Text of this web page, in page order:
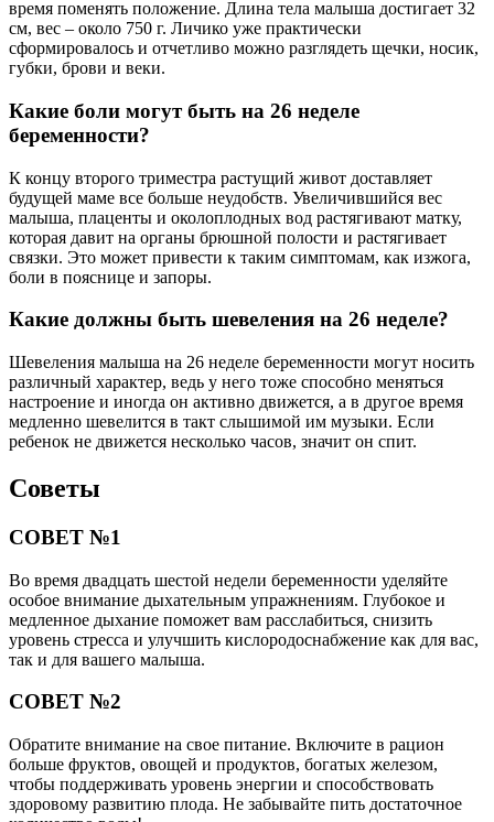
время поменять положение. Длина тела малыша достигает 32
см, вес – около 750 г. Личико уже практически
сформировалось и отчетливо можно разглядеть щечки, носик,
губки, брови и веки.
Какие боли могут быть на 26 неделе
беременности?
К концу второго триместра растущий живот доставляет
будущей маме все больше неудобств. Увеличившийся вес
малыша, плаценты и околоплодных вод растягивают матку,
которая давит на органы брюшной полости и растягивает
связки. Это может привести к таким симптомам, как изжога,
боли в пояснице и запоры.
Какие должны быть шевеления на 26 неделе?
Шевеления малыша на 26 неделе беременности могут носить
различный характер, ведь у него тоже способно меняться
настроение и иногда он активно движется, а в другое время
медленно шевелится в такт слышимой им музыки. Если
ребенок не движется несколько часов, значит он спит.
Советы
СОВЕТ №1
Во время двадцать шестой недели беременности уделяйте
особое внимание дыхательным упражнениям. Глубокое и
медленное дыхание поможет вам расслабиться, снизить
уровень стресса и улучшить кислородоснабжение как для вас,
так и для вашего малыша.
СОВЕТ №2
Обратите внимание на свое питание. Включите в рацион
больше фруктов, овощей и продуктов, богатых железом,
чтобы поддерживать уровень энергии и способствовать
здоровому развитию плода. Не забывайте пить достаточное